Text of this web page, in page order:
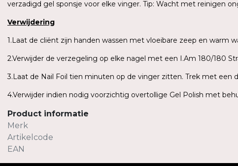
verzadigd gel sponsje voor elke vinger. Tip: Wacht met reinigen
Verwijdering
1.Laat de cliënt zijn handen wassen met vloeibare zeep en warm
2.Verwijder de verzegeling op elke nagel met een I.Am 180/180
3.Laat de Nail Foil tien minuten op de vinger zitten. Trek met een
4.Verwijder indien nodig voorzichtig overtollige Gel Polish met
Product informatie
Merk
Artikelcode
EAN